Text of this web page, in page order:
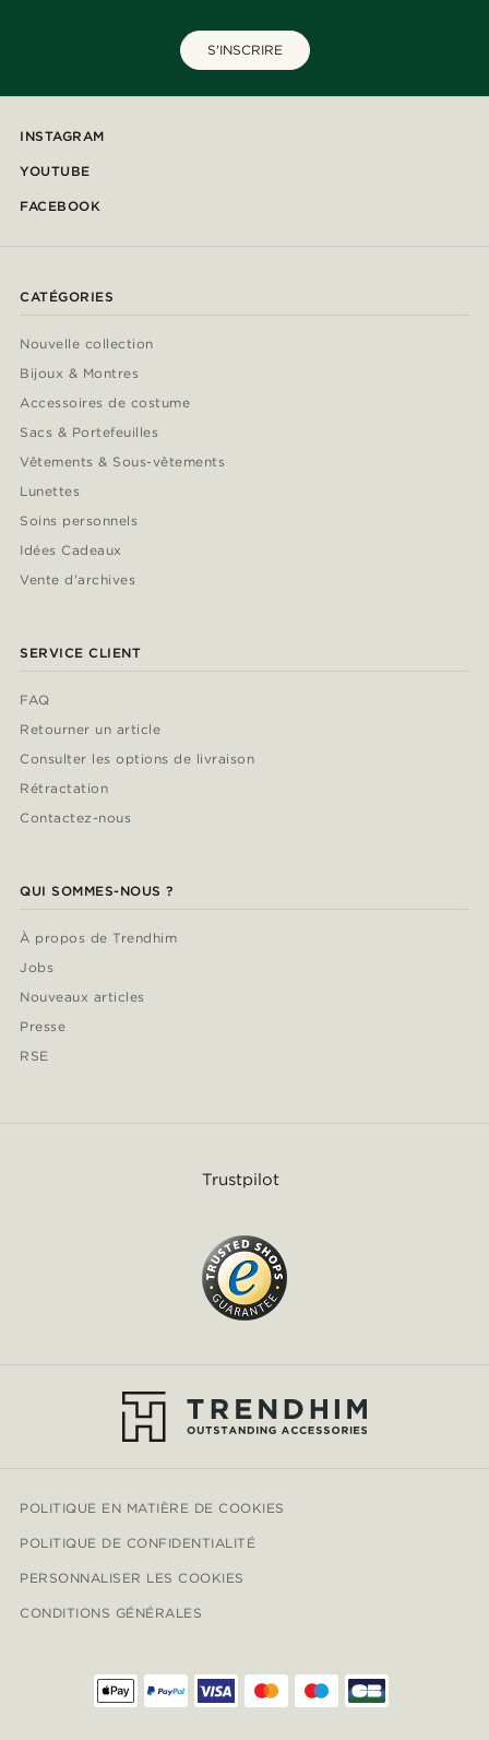
S'INSCRIRE
INSTAGRAM
YOUTUBE
FACEBOOK
CATÉGORIES
Nouvelle collection
Bijoux & Montres
Accessoires de costume
Sacs & Portefeuilles
Vêtements & Sous-vêtements
Lunettes
Soins personnels
Idées Cadeaux
Vente d'archives
SERVICE CLIENT
FAQ
Retourner un article
Consulter les options de livraison
Rétractation
Contactez-nous
QUI SOMMES-NOUS ?
À propos de Trendhim
Jobs
Nouveaux articles
Presse
RSE
Trustpilot
POLITIQUE EN MATIÈRE DE COOKIES
POLITIQUE DE CONFIDENTIALITÉ
PERSONNALISER LES COOKIES
CONDITIONS GÉNÉRALES